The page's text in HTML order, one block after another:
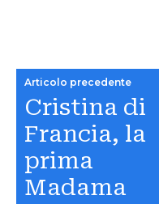
Articolo precedente
Cristina di
Francia, la
prima
Madama